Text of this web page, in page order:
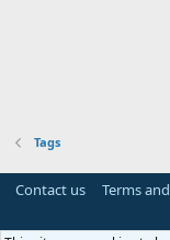
Tags
Contact us Terms